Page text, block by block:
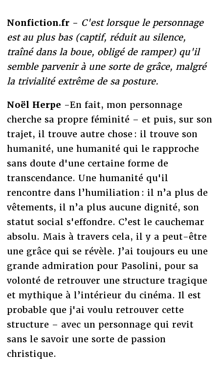
Nonfiction.fr - C'est lorsque le personnage
est au plus bas (captif, réduit au silence,
traîné dans la boue, obligé de ramper) qu'il
semble parvenir à une sorte de grâce, malgré
la trivialité extrême de sa posture.
Noël Herpe -En fait, mon personnage
cherche sa propre féminité – et puis, sur son
trajet, il trouve autre chose : il trouve son
humanité, une humanité qui le rapproche
sans doute d'une certaine forme de
transcendance. Une humanité qu'il
rencontre dans l’humiliation : il n’a plus de
vêtements, il n’a plus aucune dignité, son
statut social s'effondre. C’est le cauchemar
absolu. Mais à travers cela, il y a peut-être
une grâce qui se révèle. J’ai toujours eu une
grande admiration pour Pasolini, pour sa
volonté de retrouver une structure tragique
et mythique à l’intérieur du cinéma. Il est
probable que j'ai voulu retrouver cette
structure – avec un personnage qui revit
sans le savoir une sorte de passion
christique.